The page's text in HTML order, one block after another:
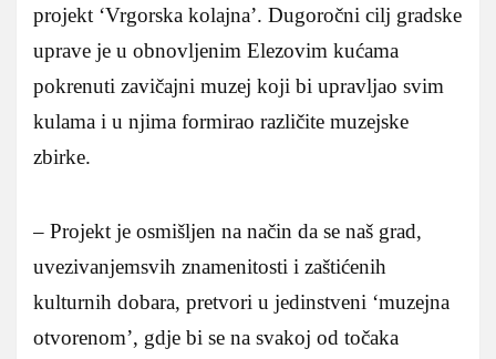
projekt ‘Vrgorska kolajna’. Dugoročni cilj gradske
uprave je u obnovljenim Elezovim kućama
pokrenuti zavičajni muzej koji bi upravljao svim
kulama i u njima formirao različite muzejske
zbirke.
– Projekt je osmišljen na način da se naš grad,
uvezivanjemsvih znamenitosti i zaštićenih
kulturnih dobara, pretvori u jedinstveni ‘muzejna
otvorenom’, gdje bi se na svakoj od točaka